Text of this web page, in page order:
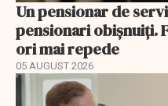
Un pensionar de
pensionari obișnuiți.
ori mai repede
05 AUGUST 2026